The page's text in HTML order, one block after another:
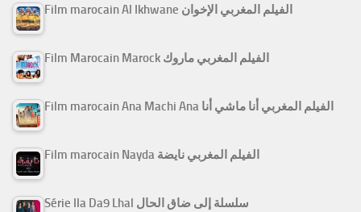
Film marocain Al Ikhwane الفيلم المغربي الإخوان
Film Marocain Marock الفيلم المغربي ماروك
Film marocain Ana Machi Ana الفيلم المغربي أنا ماشي أنا
Film marocain Nayda الفيلم المغربي نايضة
Série Ila Da9 Lhal سلسلة إلى ضاق الحال